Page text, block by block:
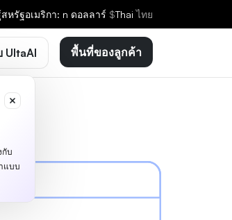
สหรัฐอเมริกา: n ดอลลาร์ $Thaiไทย
UltaAI
กับ
แบบ
พื้นที่ของลูกค้า